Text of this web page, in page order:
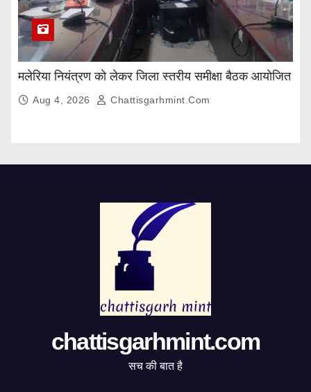
मलेरिया नियंत्रण को लेकर जिला स्तरीय समीक्षा बैठक आयोजित
Aug 4, 2026 Chattisgarhmint.com
chattisgarhmint.com
सच की बात है